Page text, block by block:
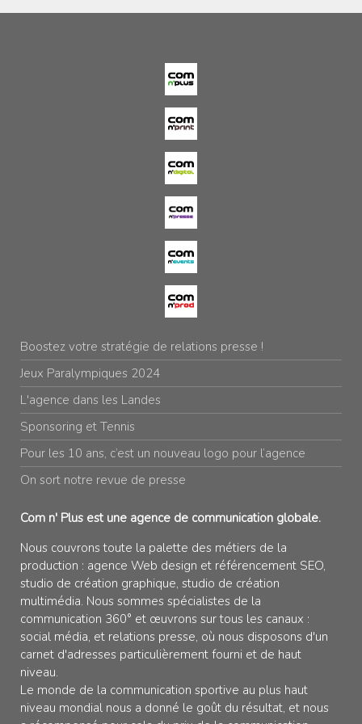
Boostez votre stratégie de relations presse !
Jeux Paralympiques 2024
L'agence dans les Landes
Sponsoring et Tennis
Pour les 10 ans, c’est un nouveau logo pour l’agence
On sort notre revue de presse
Com n' Plus est une agence de communication globale.
Nous couvrons toute la palette des métiers de la
production : agence Web design et référencement SEO,
studio de création graphique, studio de création
multimédia. Nous sommes spécialistes de la
communication 360° et œuvrons sur tous les canaux :
social média, et relations presse, où nous disposons d'un
carnet d'adresses particulièrement fourni et de haut
niveau.
Le monde de la communication sportive au plus haut
niveau mondial nous a donné le goût du résultat, et nous